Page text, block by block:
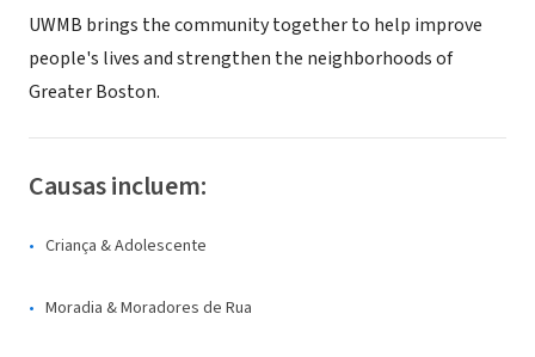
UWMB brings the community together to help improve
people's lives and strengthen the neighborhoods of
Greater Boston.
Causas incluem:
Criança & Adolescente
Moradia & Moradores de Rua